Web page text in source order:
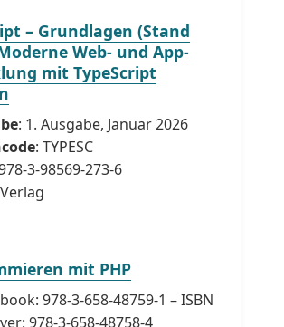
– Grundlagen (Stand
Web- und App-
mit TypeScript
: 1. Ausgabe, Januar 2026
: TYPESC
3-98569-273-6
mit PHP
978-3-658-48759-1 – ISBN
978-3-658-48758-4